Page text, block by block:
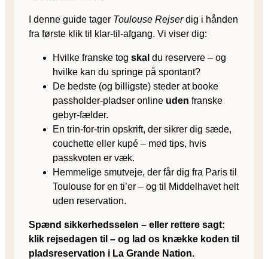
I denne guide tager Toulouse Rejserdig i hånden
fra første klik til klar-til-afgang. Vi viser dig:
Hvilke franske tog skal du reservere – og
hvilke kan du springe på spontant?
De bedste (og billigste) steder at booke
passholder-pladser online uden franske
gebyr-fælder.
En trin-for-trin opskrift, der sikrer dig sæde,
couchette eller kupé – med tips, hvis
passkvoten er væk.
Hemmelige smutveje, der får dig fra Paris til
Toulouse for en ti’er – og til Middelhavet helt
uden reservation.
Spænd sikkerhedsselen – eller rettere sagt:
klik rejsedagen til – og lad os knække koden til
pladsreservation i La Grande Nation.